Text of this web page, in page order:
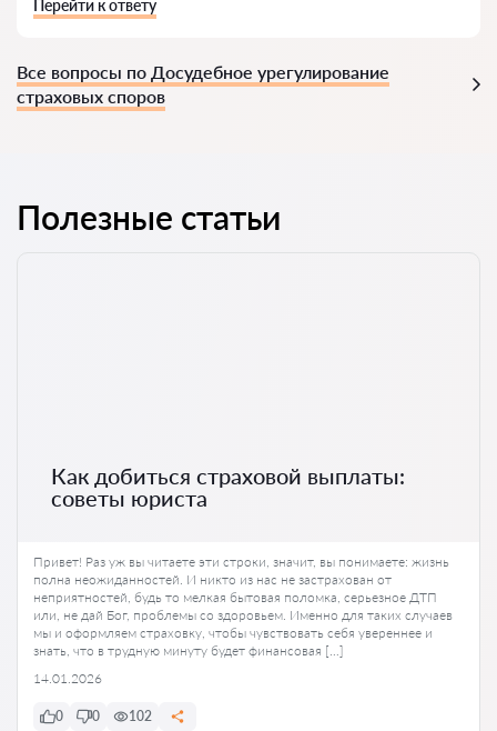
Перейти к ответу
Все вопросы по Досудебное урегулирование
страховых споров
Полезные статьи
Как добиться страховой выплаты:
советы юриста
Привет! Раз уж вы читаете эти строки, значит, вы понимаете: жизнь
полна неожиданностей. И никто из нас не застрахован от
неприятностей, будь то мелкая бытовая поломка, серьезное ДТП
или, не дай Бог, проблемы со здоровьем. Именно для таких случаев
мы и оформляем страховку, чтобы чувствовать себя увереннее и
знать, что в трудную минуту будет финансовая […]
14.01.2026
0 0 102